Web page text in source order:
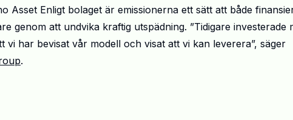
Asset Enligt bolaget är emissionerna ett sätt att både
genom att undvika kraftig utspädning. ”Tidigare investerade
har bevisat vår modell och visat att vi kan leverera”, säger
.